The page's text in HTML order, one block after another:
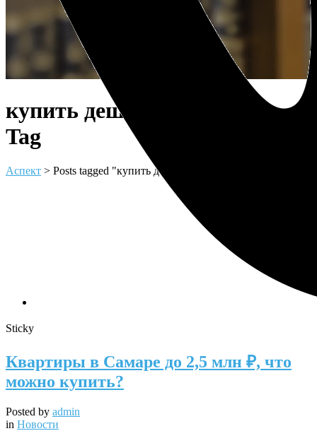
купить дешевую квартиру
Tag
Аспект > Posts tagged "купить дешевую квартиру"
Sticky
Квартиры в Самаре до 2,5 млн ₽, что
можно купить?
Posted by admin
in Новости